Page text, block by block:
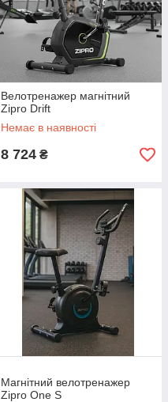
Велотренажер магнітний
Zipro Drift
Немає в наявності
8 724 ₴
Магнітний велотренажер
Zipro One S